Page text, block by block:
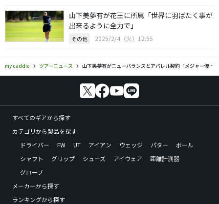
山下美夢有が花王に所属「世界に羽ばたく事が
出来るように全力で」
その他 2025/2/4（火）12:55
my caddie ツアーニュース 山下美夢有がニューバランスとアパレル契約「メジャー優勝を目標に」
すべてのギアから探す
カテゴリから製品を探す
ドライバー
FW UT アイアン ウェッジ パター
ボール
シャフト
グリップ シューズ アイウェア
距離計測器
グローブ
メーカーから探す
ランキングから探す